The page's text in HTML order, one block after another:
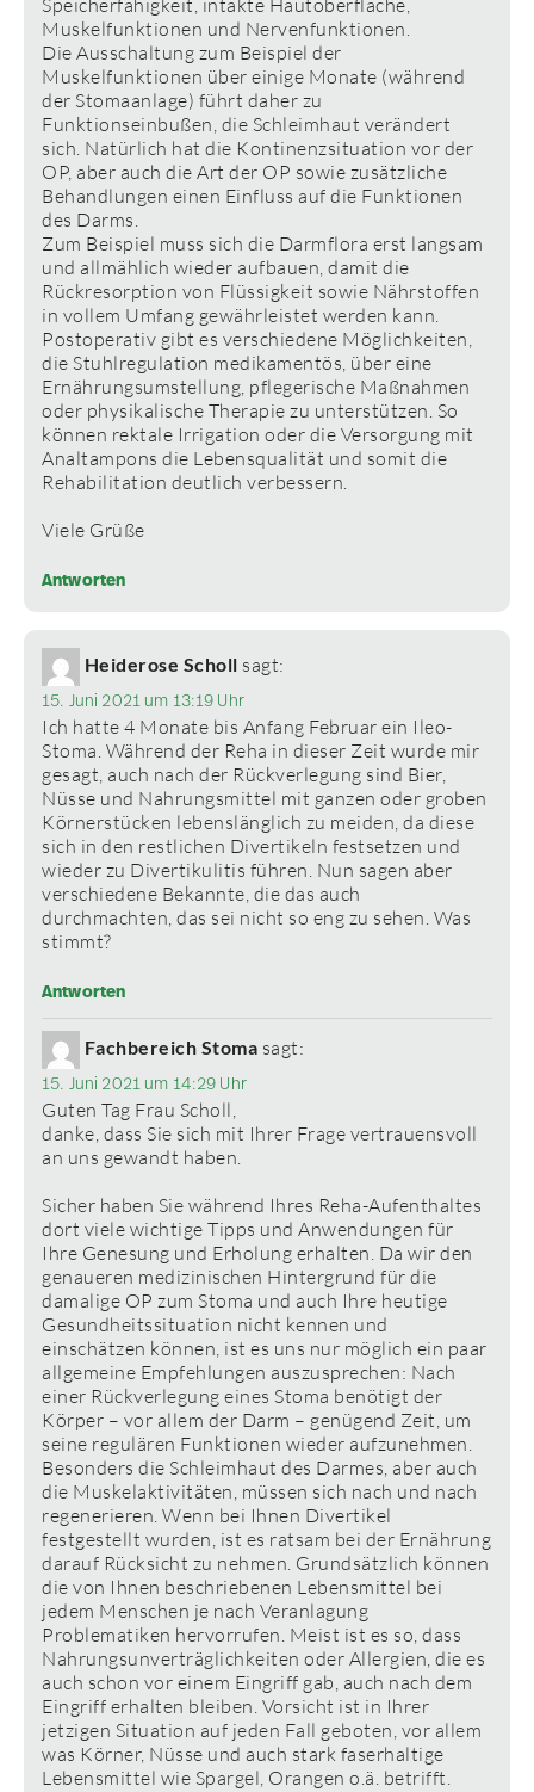
Speicherfähigkeit, intakte Hautoberfläche,
Muskelfunktionen und Nervenfunktionen.
Die Ausschaltung zum Beispiel der
Muskelfunktionen über einige Monate (während
der Stomaanlage) führt daher zu
Funktionseinbußen, die Schleimhaut verändert
sich. Natürlich hat die Kontinenzsituation vor der
OP, aber auch die Art der OP sowie zusätzliche
Behandlungen einen Einfluss auf die Funktionen
des Darms.
Zum Beispiel muss sich die Darmflora erst langsam
und allmählich wieder aufbauen, damit die
Rückresorption von Flüssigkeit sowie Nährstoffen
in vollem Umfang gewährleistet werden kann.
Postoperativ gibt es verschiedene Möglichkeiten,
die Stuhlregulation medikamentös, über eine
Ernährungsumstellung, pflegerische Maßnahmen
oder physikalische Therapie zu unterstützen. So
können rektale Irrigation oder die Versorgung mit
Analtampons die Lebensqualität und somit die
Rehabilitation deutlich verbessern.
Viele Grüße
Antworten
Heiderose Scholl sagt:
15. Juni 2021 um 13:19 Uhr
Ich hatte 4 Monate bis Anfang Februar ein Ileo-
Stoma. Während der Reha in dieser Zeit wurde mir
gesagt, auch nach der Rückverlegung sind Bier,
Nüsse und Nahrungsmittel mit ganzen oder groben
Körnerstücken lebenslänglich zu meiden, da diese
sich in den restlichen Divertikeln festsetzen und
wieder zu Divertikulitis führen. Nun sagen aber
verschiedene Bekannte, die das auch
durchmachten, das sei nicht so eng zu sehen. Was
stimmt?
Antworten
Fachbereich Stoma sagt:
15. Juni 2021 um 14:29 Uhr
Guten Tag Frau Scholl,
danke, dass Sie sich mit Ihrer Frage vertrauensvoll
an uns gewandt haben.
Sicher haben Sie während Ihres Reha-Aufenthaltes
dort viele wichtige Tipps und Anwendungen für
Ihre Genesung und Erholung erhalten. Da wir den
genaueren medizinischen Hintergrund für die
damalige OP zum Stoma und auch Ihre heutige
Gesundheitssituation nicht kennen und
einschätzen können, ist es uns nur möglich ein paar
allgemeine Empfehlungen auszusprechen: Nach
einer Rückverlegung eines Stoma benötigt der
Körper – vor allem der Darm – genügend Zeit, um
seine regulären Funktionen wieder aufzunehmen.
Besonders die Schleimhaut des Darmes, aber auch
die Muskelaktivitäten, müssen sich nach und nach
regenerieren. Wenn bei Ihnen Divertikel
festgestellt wurden, ist es ratsam bei der Ernährung
darauf Rücksicht zu nehmen. Grundsätzlich können
die von Ihnen beschriebenen Lebensmittel bei
jedem Menschen je nach Veranlagung
Problematiken hervorrufen. Meist ist es so, dass
Nahrungsunverträglichkeiten oder Allergien, die es
auch schon vor einem Eingriff gab, auch nach dem
Eingriff erhalten bleiben. Vorsicht ist in Ihrer
jetzigen Situation auf jeden Fall geboten, vor allem
was Körner, Nüsse und auch stark faserhaltige
Lebensmittel wie Spargel, Orangen o.ä. betrifft.